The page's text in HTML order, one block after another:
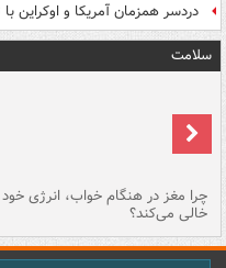
دردسر همزمان آمریکا و
سلامت
چرا مغز در هنگام خواب، انرژی خود
خالی می‌کند؟